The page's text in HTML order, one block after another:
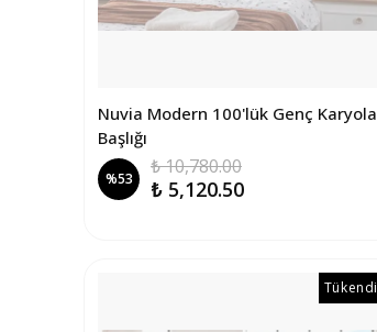
Nuvia Modern 100'lük Genç Karyola
Başlığı
%53
₺ 10,780.00
₺ 5,120.50
Tükendi